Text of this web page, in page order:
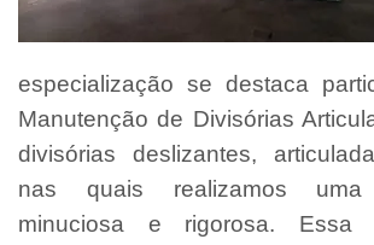
especialização se destaca
Manutenção de Divisórias
divisórias deslizantes,
nas quais realizamos uma
minuciosa e rigorosa. Essa